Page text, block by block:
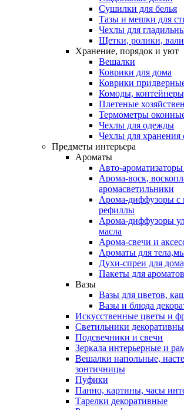
Сушилки для белья
Тазы и мешки для
Чехлы для
Щетки, ролики,
Хранение, порядок и уют
Вешалки
Коврики для дома
Коврики
Комоды,
Плетеные
Термометры
Чехлы для одежды
Чехлы для хранения
Предметы интерьера
Ароматы
Авто-
Арома-воск,
аромасветильники
Арома-диффузоры с
рефиллы
Арома-диффузоры
масла
Арома-свечи и
Ароматы для
Духи-спреи для
Пакеты для ароматов
Вазы
Вазы для цветов,
Вазы и блюда
Искусственные цветы и
Светильники
Подсвечники и свечи
Зеркала интерьерные и
Вешалки напольные,
зонтичницы
Пуфики
Панно, картины, часы
Тарелки декоративные